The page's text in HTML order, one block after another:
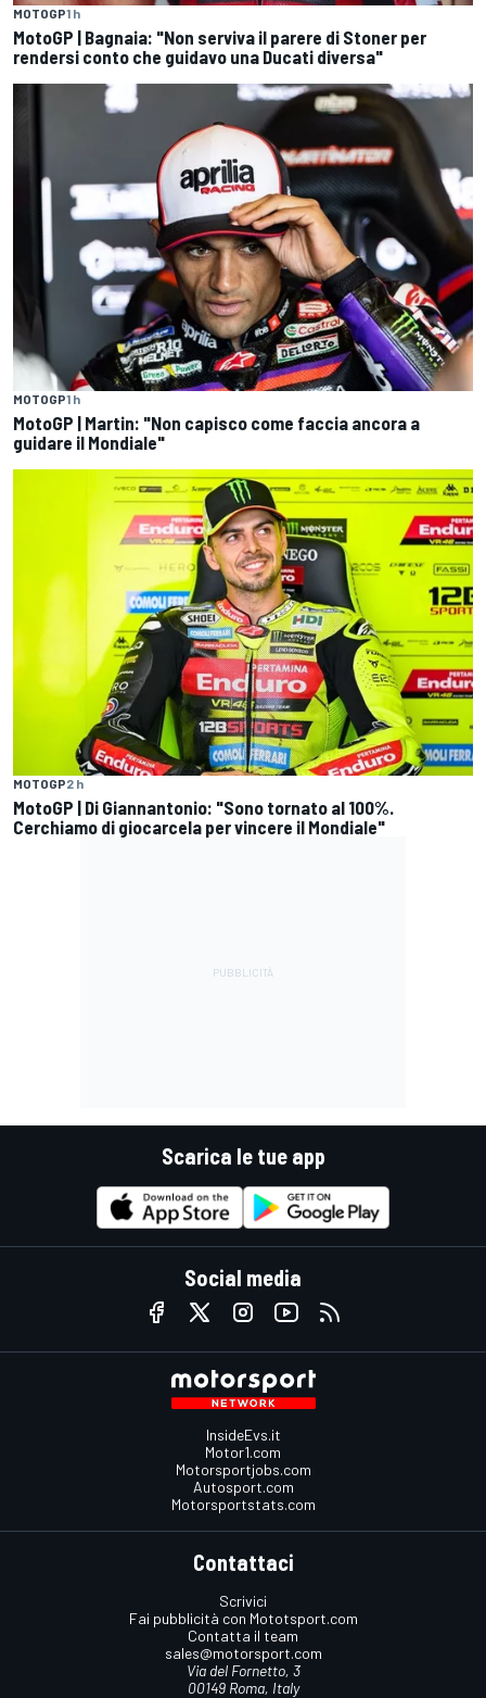
MOTOGP1 h
MotoGP | Bagnaia: "Non serviva il parere di Stoner per
rendersi conto che guidavo una Ducati diversa"
MOTOGP1 h
MotoGP | Martin: "Non capisco come faccia ancora a
guidare il Mondiale"
MOTOGP2 h
MotoGP | Di Giannantonio: "Sono tornato al 100%.
Cerchiamo di giocarcela per vincere il Mondiale"
Scarica le tue app
Social media
InsideEvs.it
Motor1.com
Motorsportjobs.com
Autosport.com
Motorsportstats.com
Contattaci
Scrivici
Fai pubblicità con Mototsport.com
Contatta il team
sales@motorsport.com
Via del Fornetto, 3
00149 Roma, Italy